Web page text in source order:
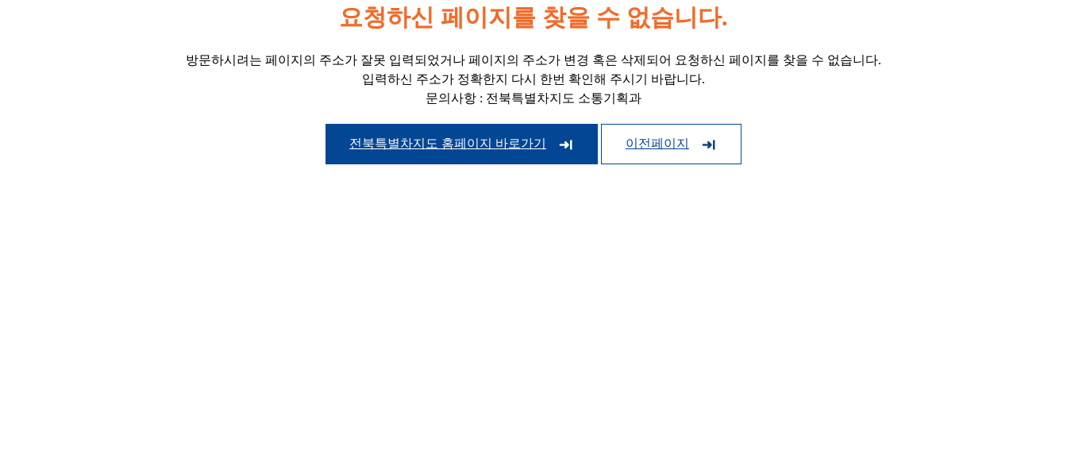
요청하신 페이지를 찾을 수 없습니다.
방문하시려는 페이지의 주소가 잘못 입력되었거나 페이지의 주소가 변경 혹은 삭제되어 요청하신 페이지를 찾을 수 없습니다.
입력하신 주소가 정확한지 다시 한번 확인해 주시기 바랍니다.
문의사항 : 전북특별차지도 소통기획과
전북특별차지도 홈페이지 바로가기 이전페이지